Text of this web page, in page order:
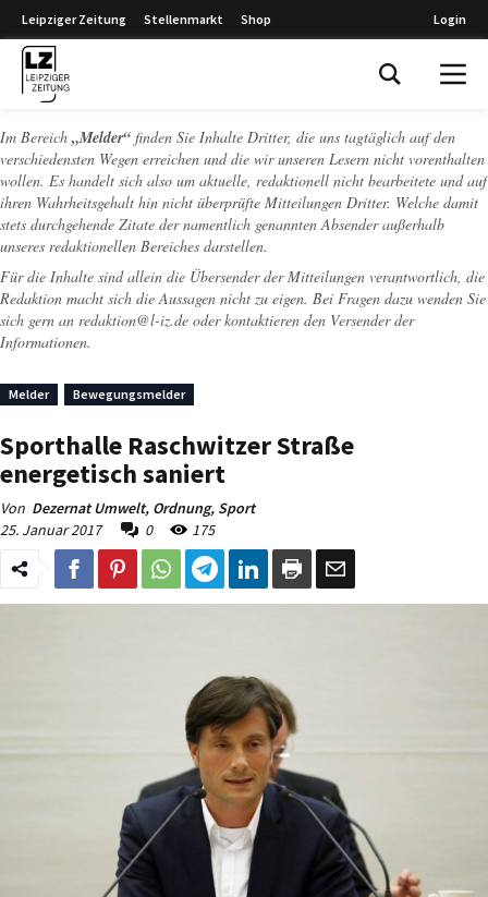
Leipziger Zeitung Stellenmarkt Shop Login
Im Bereich „Melder“ finden Sie Inhalte Dritter, die uns tagtäglich auf den
verschiedensten Wegen erreichen und die wir unseren Lesern nicht vorenthalten
wollen. Es handelt sich also um aktuelle, redaktionell nicht bearbeitete und auf
ihren Wahrheitsgehalt hin nicht überprüfte Mitteilungen Dritter. Welche damit
stets durchgehende Zitate der namentlich genannten Absender außerhalb
unseres redaktionellen Bereiches darstellen.
Für die Inhalte sind allein die Übersender der Mitteilungen verantwortlich, die
Redaktion macht sich die Aussagen nicht zu eigen. Bei Fragen dazu wenden Sie
sich gern an redaktion@l-iz.de oder kontaktieren den Versender der
Informationen.
Melder Bewegungsmelder
Sporthalle Raschwitzer Straße
energetisch saniert
Von Dezernat Umwelt, Ordnung, Sport
25. Januar 2017
0 175